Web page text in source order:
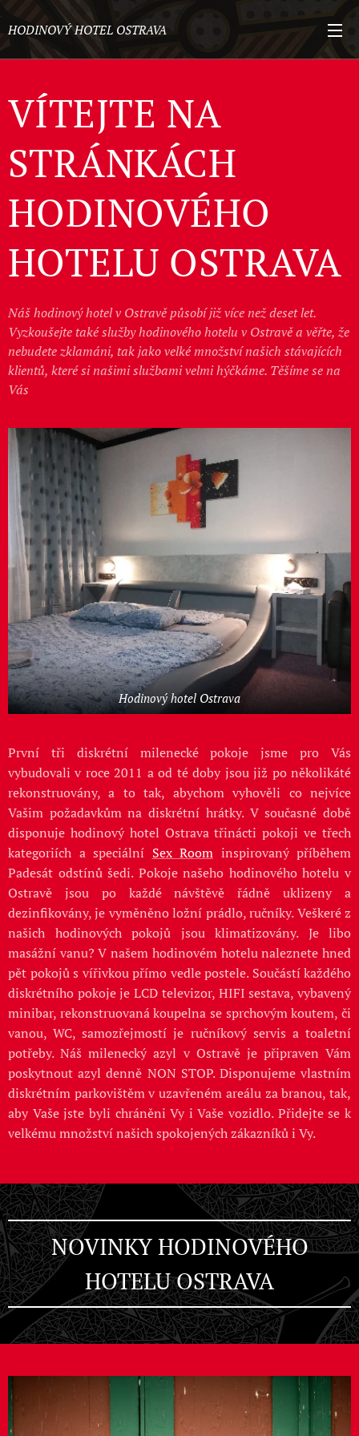
HODINOVÝ HOTEL OSTRAVA
VÍTEJTE NA
STRÁNKÁCH
HODINOVÉHO
HOTELU OSTRAVA
Náš hodinový hotel v Ostravě působí již více než deset let.
Vyzkoušejte také služby hodinového hotelu v Ostravě a věřte, že
nebudete zklamáni, tak jako velké množství našich stávajících
klientů, které si našimi službami velmi hýčkáme. Těšíme se na
Vás
Hodinový hotel Ostrava
První tři diskrétní milenecké pokoje jsme pro Vás
vybudovali v roce 2011 a od té doby jsou již po několikáté
rekonstruovány, a to tak, abychom vyhověli co nejvíce
Vašim požadavkům na diskrétní hrátky. V současné době
disponuje hodinový hotel Ostrava třinácti pokoji ve třech
kategoriích a speciální Sex Room inspirovaný příběhem
Padesát odstínů šedi. Pokoje našeho hodinového hotelu v
Ostravě jsou po každé návštěvě řádně uklizeny a
dezinfikovány, je vyměněno ložní prádlo, ručníky. Veškeré z
našich hodinových pokojů jsou klimatizovány. Je libo
masážní vanu? V našem hodinovém hotelu naleznete hned
pět pokojů s vířivkou přímo vedle postele. Součástí každého
diskrétního pokoje je LCD televizor, HIFI sestava, vybavený
minibar, rekonstruovaná koupelna se sprchovým koutem, či
vanou, WC, samozřejmostí je ručníkový servis a toaletní
potřeby. Náš milenecký azyl v Ostravě je připraven Vám
poskytnout azyl denně NON STOP. Disponujeme vlastním
diskrétním parkovištěm v uzavřeném areálu za branou, tak,
aby Vaše jste byli chráněni Vy i Vaše vozidlo. Přidejte se k
velkému množství našich spokojených zákazníků i Vy.
NOVINKY HODINOVÉHO
HOTELU OSTRAVA